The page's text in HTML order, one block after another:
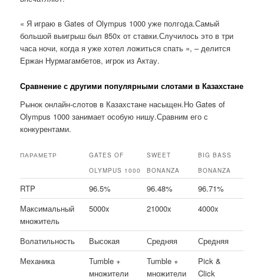
« Я играю в Gates of Olympus 1000 уже полгода.Самый
большой выигрыш был 850x от ставки.Случилось это в три
часа ночи, когда я уже хотел ложиться спать », – делится
Ержан Нурмагамбетов, игрок из Актау.
Сравнение с другими популярными слотами в Казахстане
Рынок онлайн-слотов в Казахстане насыщен.Но Gates of
Olympus 1000 занимает особую нишу.Сравним его с
конкурентами.
ПАРАМЕТР
GATES OF
OLYMPUS 1000
SWEET
BONANZA
BIG BASS
BONANZA
RTP 96.5% 96.48%
96.71%
Максимальный
множитель
5000x 21000x 4000x
Волатильность Высокая Средняя
Средняя
Механика
Tumble +
множители
Tumble +
множители
Pick &
Click